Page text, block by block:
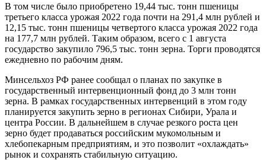
В том числе было приобретено 19,44 тыс. тонн пшеницы
третьего класса урожая 2022 года почти на 291,4 млн рублей и
12,15 тыс. тонн пшеницы четвертого класса урожая 2022 года
на 177,7 млн рублей. Таким образом, всего с 1 августа
государство закупило 796,5 тыс. тонн зерна. Торги проводятся
ежедневно по рабочим дням.
Минсельхоз РФ ранее сообщал о планах по закупке в
государственный интервенционный фонд до 3 млн тонн
зерна. В рамках государственных интервенций в этом году
планируется закупить зерно в регионах Сибири, Урала и
центра России. В дальнейшем в случае резкого роста цен
зерно будет продаваться российским мукомольным и
хлебопекарным предприятиям, и это позволит «охлаждать»
рынок и сохранять стабильную ситуацию.